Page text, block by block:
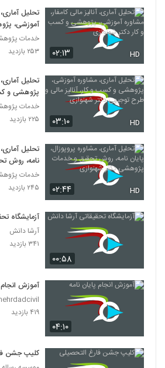
۰۲:۱۳ HD
تحلیل آماری،
آموزشی،
شهنوازی
خدمات
۲۵۳ بازدید
۰۳:۱۰ HD
تحلیل
پژوهشی و
طرح توجیهی
خدمات
۲۲۵ بازدید
۰۲:۴۴ HD
تحلیل
نامه، روش
دکتر شهنوازی
خدمات
۲۴۵ بازدید
۰۰:۵۸
آزمایشگاه
آرشا دانش
۳۴۱ بازدید
۰۴:۱۰
آموزش انجام
۴۱۹ بازدید
کلیپ جشن